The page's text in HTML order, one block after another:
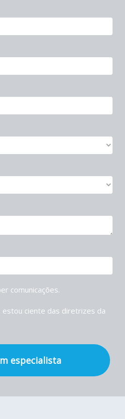
comunicações.
ciente das diretrizes da
especialista